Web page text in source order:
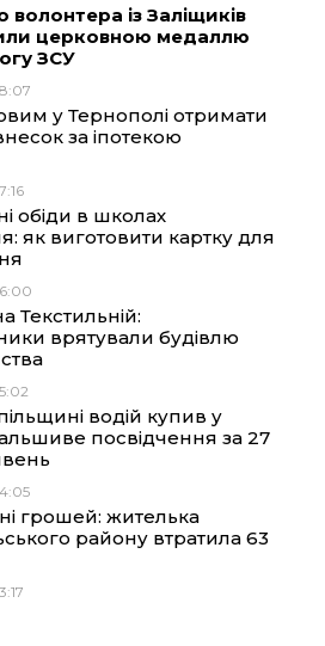
волонтера із Заліщиків
церковною медаллю
ЗСУ
у Тернополі отримати
за іпотекою
обіди в школах
як виготовити картку для
Текстильній:
врятували будівлю
водій купив у
посвідчення за 27
ні грошей: жителька
району втратила 63